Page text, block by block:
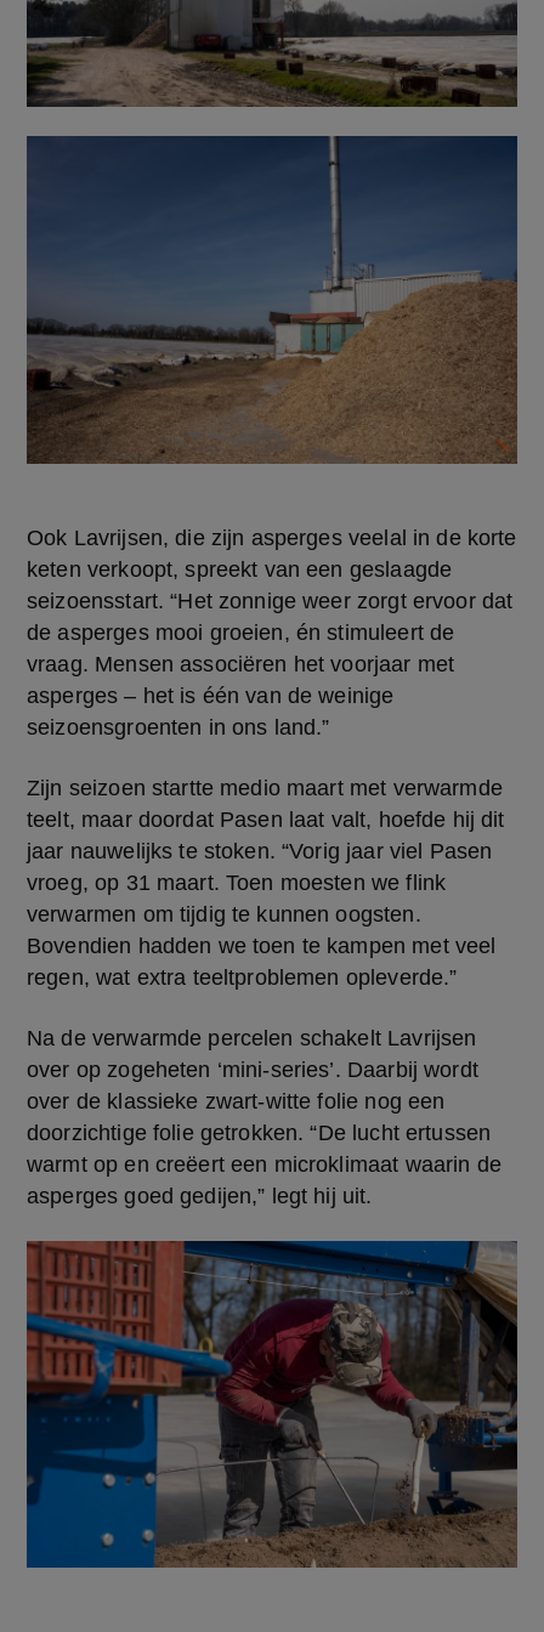
Ook Lavrijsen, die zijn asperges veelal in de korte
keten verkoopt, spreekt van een geslaagde
seizoensstart. “Het zonnige weer zorgt ervoor dat
de asperges mooi groeien, én stimuleert de
vraag. Mensen associëren het voorjaar met
asperges – het is één van de weinige
seizoensgroenten in ons land.”
Zijn seizoen startte medio maart met verwarmde
teelt, maar doordat Pasen laat valt, hoefde hij dit
jaar nauwelijks te stoken. “Vorig jaar viel Pasen
vroeg, op 31 maart. Toen moesten we flink
verwarmen om tijdig te kunnen oogsten.
Bovendien hadden we toen te kampen met veel
regen, wat extra teeltproblemen opleverde.”
Na de verwarmde percelen schakelt Lavrijsen
over op zogeheten ‘mini-series’. Daarbij wordt
over de klassieke zwart-witte folie nog een
doorzichtige folie getrokken. “De lucht ertussen
warmt op en creëert een microklimaat waarin de
asperges goed gedijen,” legt hij uit.